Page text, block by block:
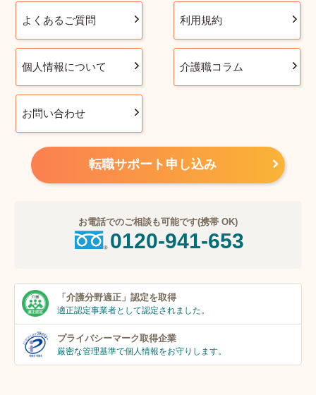
よくあるご質問 利用規約
個人情報について 介護職コラム
お問い合わせ
転職サポート申し込み
お電話でのご相談も可能です(携帯 OK)
0120-941-653
「介護分野適正」 認定を取得
適正認定事業者として認定されました。
プライバシーマーク取得企業
厳密な管理基準で個人情報をお守りします。